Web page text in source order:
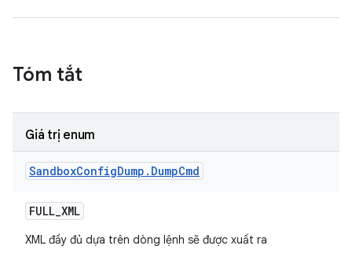
Tóm tắt
Giá trị enum
SandboxConfigDump . DumpCmd
FULL_XML
XML đầy đủ dựa trên dòng lệnh sẽ được xuất ra